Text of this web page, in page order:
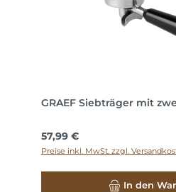
GRAEF Siebträger mit
Regulärer Preis:
57,99 €
Preise inkl. MwSt. zzgl.
In den